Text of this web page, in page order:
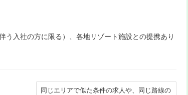
入社の方に限る）、各地リゾート施設との提携あり
同じエリアで似た条件の求人や、同じ路線の